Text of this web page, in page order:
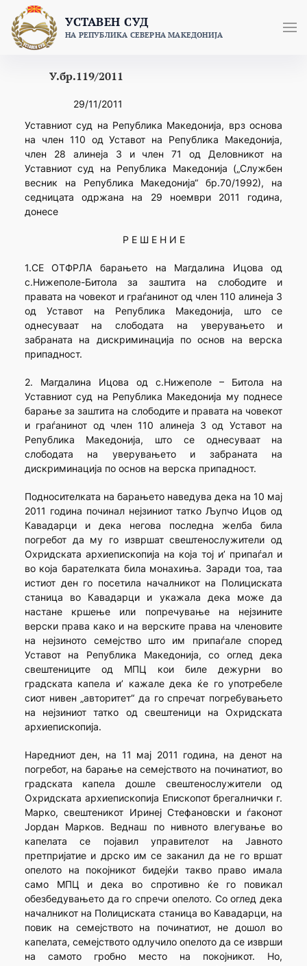
content
УСТАВЕН СУД
НА РЕПУБЛИКА СЕВЕРНА МАКЕДОНИЈА
У.бр.119/2011
29/11/2011
Уставниот суд на Република Македонија, врз основа
на член 110 од Уставот на Република Македонија,
член 28 алинеја 3 и член 71 од Деловникот на
Уставниот суд на Република Македонија („Службен
весник на Република Македонија“ бр.70/1992), на
седницата одржана на 29 ноември 2011 година,
донесе
Р Е Ш Е Н И Е
1.СЕ ОТФРЛА барањето на Магдалина Ицова од
с.Нижеполе-Битола за заштита на слободите и
правата на човекот и граѓанинот од член 110 алинеја 3
од Уставот на Република Македонија, што се
однесуваат на слободата на уверувањето и
забраната на дискриминација по основ на верска
припадност.
2. Магдалина Ицова од с.Нижеполе – Битола на
Уставниот суд на Република Македонија му поднесе
барање за заштита на слободите и правата на човекот
и граѓанинот од член 110 алинеја 3 од Уставот на
Република Македонија, што се однесуваат на
слободата на уверувањето и забраната на
дискриминација по основ на верска припадност.
Подносителката на барањето наведува дека на 10 мај
2011 година починал нејзиниот татко Љупчо Ицов од
Кавадарци и дека негова последна желба била
погребот да му го извршат свештенослужители од
Охридската архиепископија на која тој и’ припаѓал и
во која барателката била монахиња. Заради тоа, таа
истиот ден го посетила началникот на Полициската
станица во Кавадарци и укажала дека може да
настане кршење или попречување на нејзините
верски права како и на верските права на членовите
на нејзиното семејство што им припаѓале според
Уставот на Република Македонија, со оглед дека
свештениците од МПЦ кои биле дежурни во
градската капела и’ кажале дека ќе го употребеле
сиот нивен „авторитет“ да го спречат погребувањето
на нејзиниот татко од свештеници на Охридската
архиепископија.
Наредниот ден, на 11 мај 2011 година, на денот на
погребот, на барање на семејството на починатиот, во
градската капела дошле свештенослужители од
Охридската архиепископија Епископот брегалнички г.
Марко, свештеникот Иринеј Стефановски и ѓаконот
Јордан Марков. Веднаш по нивното влегување во
капелата се појавил управителот на Јавното
претпријатие и дрско им се заканил да не го вршат
опелото на покојникот бидејќи такво право имала
само МПЦ и дека во спротивно ќе го повикал
обезбедувањето да го спречи опелото. Со оглед дека
началникот на Полициската станица во Кавадарци, на
повик на семејството на починатиот, не дошол во
капелата, семејството одлучило опелото да се изврши
на самото гробно место на покојникот. Но,